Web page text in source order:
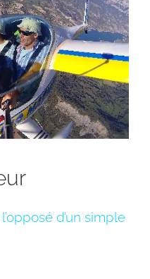
l’opposé d’un simple